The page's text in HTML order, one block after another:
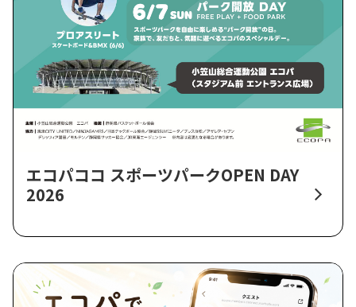
エコパココ スポーツパークOPEN DAY
2026